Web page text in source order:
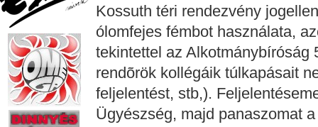
Kossuth téri rendezvény
ólomfejes fémbot használata,
tekintettel az Alkotmánybíróság
rendõrök kollégáik túlkapásait
feljelentést, stb,).
Ügyészség, majd panaszomat